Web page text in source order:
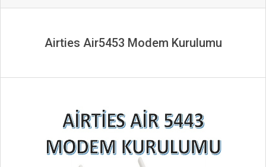
Airties Air5453 Modem Kurulumu